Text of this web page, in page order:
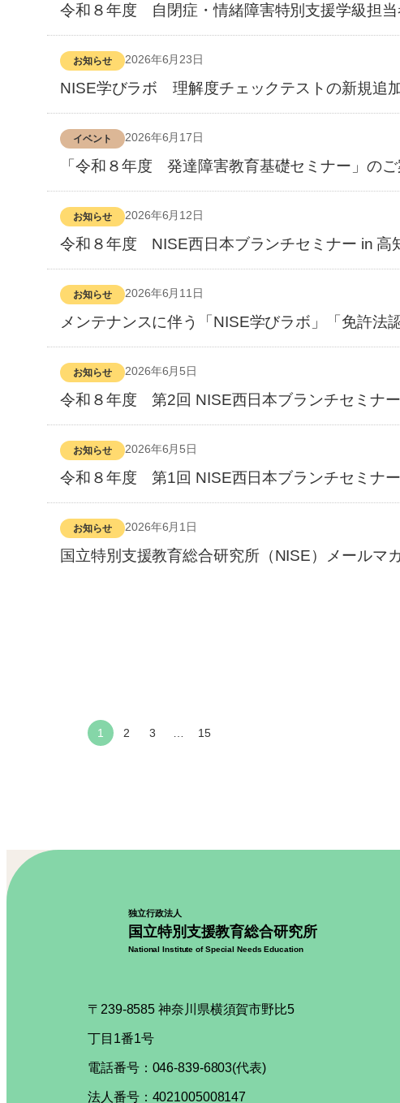
令和８年度 自閉症・情緒障害特別支援学級担当
2026年6月23日
お知らせ
NISE学びラボ 理解度チェックテストの新規追
2026年6月17日
イベント
「令和８年度 発達障害教育基礎セミナー」のご
2026年6月12日
お知らせ
令和８年度 NISE西日本ブランチセミナー in 高
2026年6月11日
お知らせ
メンテナンスに伴う「NISE学びラボ」「免許法
2026年6月5日
お知らせ
令和８年度 第2回 NISE西日本ブランチセミナ
2026年6月5日
お知らせ
令和８年度 第1回 NISE西日本ブランチセミナ
2026年6月1日
お知らせ
国立特別支援教育総合研究所（NISE）メールマ
1 2 3 15
独立行政法人
国立特別支援教育総合研究所
National Institute of Special Needs Education
〒239-8585 神奈川県横須賀市野比5
丁目1番1号
電話番号：046-839-6803(代表)
法人番号：4021005008147